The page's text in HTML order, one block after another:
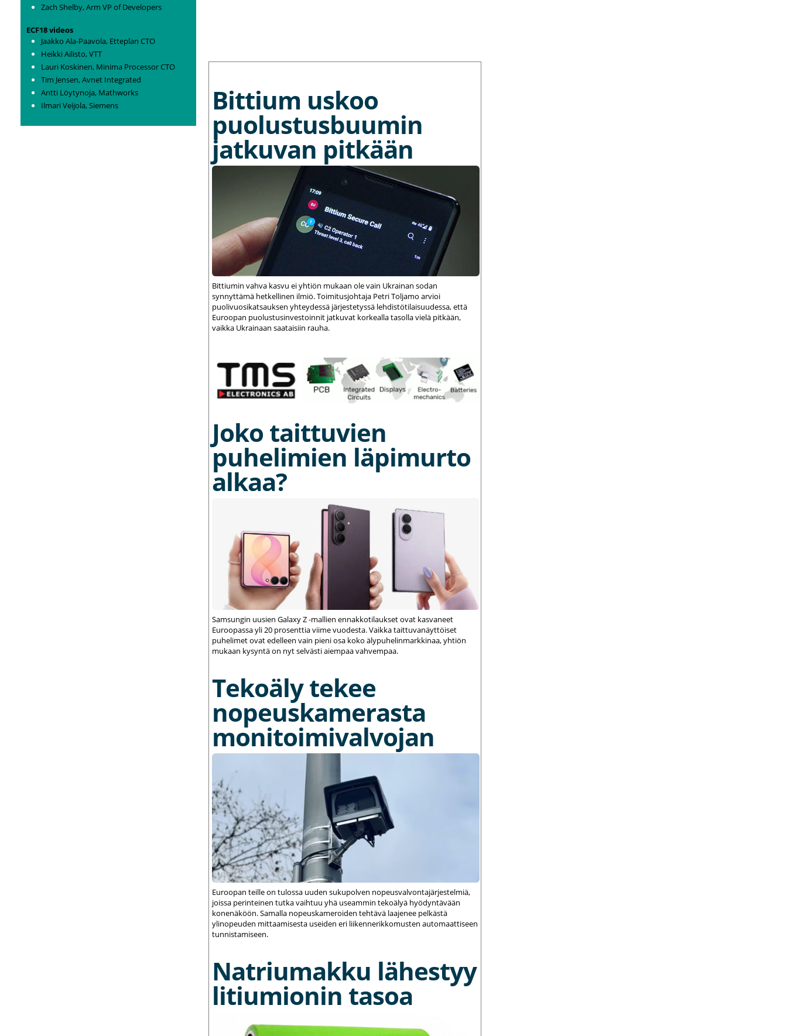
Zach Shelby, Arm VP of Developers
ECF18 videos
Jaakko Ala-Paavola, Etteplan CTO
Heikki Ailisto, VTT
Lauri Koskinen, Minima Processor CTO
Tim Jensen, Avnet Integrated
Antti Löytynoja, Mathworks
Ilmari Veijola, Siemens
Bittium uskoo
puolustusbuumin
jatkuvan pitkään
Bittiumin vahva kasvu ei yhtiön mukaan ole vain Ukrainan sodan
synnyttämä hetkellinen ilmiö. Toimitusjohtaja Petri Toljamo arvioi
puolivuosikatsauksen yhteydessä järjestetyssä lehdistötilaisuudessa, että
Euroopan puolustusinvestoinnit jatkuvat korkealla tasolla vielä pitkään,
vaikka Ukrainaan saataisiin rauha.
Joko taittuvien
puhelimien läpimurto
alkaa?
Samsungin uusien Galaxy Z -mallien ennakkotilaukset ovat kasvaneet
Euroopassa yli 20 prosenttia viime vuodesta. Vaikka taittuvanäyttöiset
puhelimet ovat edelleen vain pieni osa koko älypuhelinmarkkinaa, yhtiön
mukaan kysyntä on nyt selvästi aiempaa vahvempaa.
Tekoäly tekee
nopeuskamerasta
monitoimivalvojan
Euroopan teille on tulossa uuden sukupolven nopeusvalvontajärjestelmiä,
joissa perinteinen tutka vaihtuu yhä useammin tekoälyä hyödyntävään
konenäköön. Samalla nopeuskameroiden tehtävä laajenee pelkästä
ylinopeuden mittaamisesta useiden eri liikennerikkomusten automaattiseen
tunnistamiseen.
Natriumakku lähestyy
litiumionin tasoa